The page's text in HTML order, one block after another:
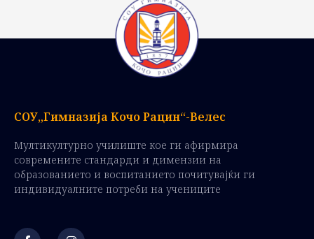
СОУ„Гимназија Кочо Рацин“-Велес
Мултикултурно училиште кое ги афирмира
современите стандарди и димензии на
образованието и воспитанието почитувајќи ги
индивидуалните потреби на учениците